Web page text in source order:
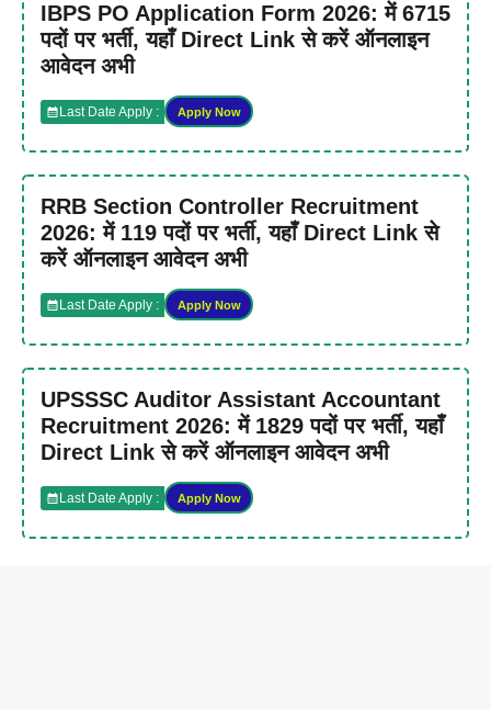
IBPS PO Application Form 2026: में 6715
पदों पर भर्ती, यहाँ Direct Link से करें ऑनलाइन
आवेदन अभी
Last Date Apply : Apply Now
RRB Section Controller Recruitment
2026: में 119 पदों पर भर्ती, यहाँ Direct Link से
करें ऑनलाइन आवेदन अभी
Last Date Apply : Apply Now
UPSSSC Auditor Assistant Accountant
Recruitment 2026: में 1829 पदों पर भर्ती, यहाँ
Direct Link से करें ऑनलाइन आवेदन अभी
Last Date Apply : Apply Now